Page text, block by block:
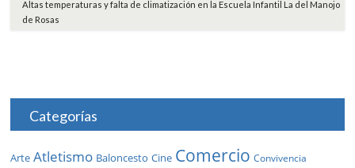
Altas temperaturas y falta de climatización en la Escuela Infantil La del Manojo
de Rosas
Categorías
Arte Atletismo Baloncesto Cine Comercio Convivencia